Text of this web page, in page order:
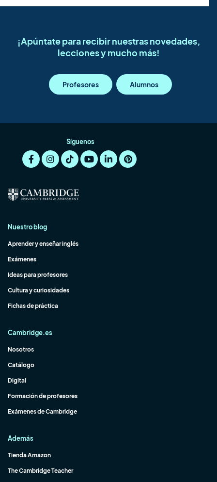
¡Apúntate para recibir nuestras novedades,
lecciones y mucho más!
Profesores Alumnos
Síguenos
Nuestro blog
Aprender y enseñar inglés
Exámenes
Ideas para profesores
Cultura y curiosidades
Fichas de práctica
Cambridge.es
Nosotros
Catálogo
Digital
Formación de profesores
Exámenes de Cambridge
Además
Tienda Amazon
The Cambridge Teacher